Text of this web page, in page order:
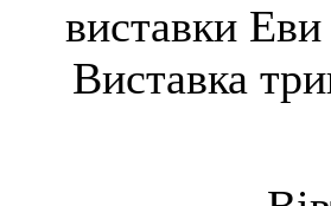
виставки
Виставка